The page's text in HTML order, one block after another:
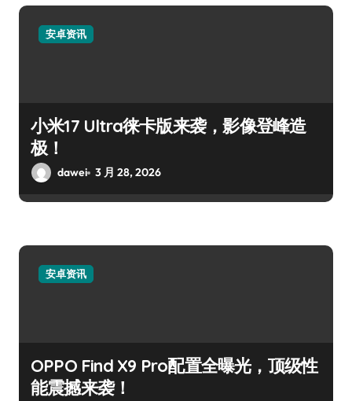
安卓资讯
小米17 Ultra徕卡版来袭，影像登峰造
极！
dawei 3 月 28, 2026
安卓资讯
OPPO Find X9 Pro配置全曝光，顶级性
能震撼来袭！